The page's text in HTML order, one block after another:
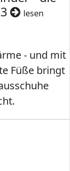
lesen
- und mit
Füße bringt